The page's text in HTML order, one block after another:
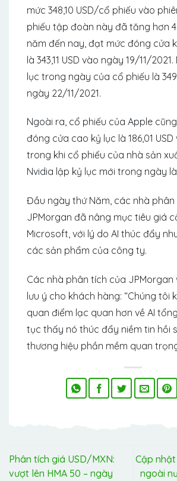
mức 348,10 USD/cổ phiếu vào
phiếu tập đoàn này đã tăng hơn
năm đến nay, đạt mức đóng cửa
là 343,11 USD vào ngày 19/11/
lục trong ngày của cổ phiếu là
ngày 22/11/2021.
Ngoài ra, cổ phiếu của Apple
đóng cửa cao kỷ lục là 186,01
trong khi cổ phiếu của nhà sản
Nvidia lập kỷ lục mới trong ngày là
Đầu ngày thứ Năm, các nhà phân
JPMorgan đã nâng mục tiêu giá
Microsoft, với lý do AI thúc đẩy
các sản phẩm của công ty.
Các nhà phân tích của
lưu ý cho khách hàng: “Chúng tôi
quan điểm lạc quan hơn về AI
tục thấy nó thúc đẩy niềm tin hồi
thương hiệu phần mềm quan
Phân tích giá USD/MXN:
vượt lên HMA 50 – ngày
Cập
ngoài